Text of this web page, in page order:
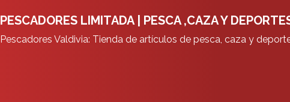
PESCADORES LIMITADA | PESCA ,CAZA Y
Pescadores Valdivia: Tienda de artículos de pesca, caza y